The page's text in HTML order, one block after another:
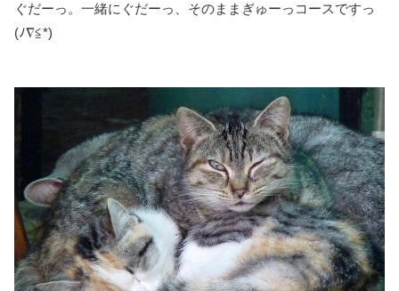
ぐだーっ。一緒にぐだーっ、そのままぎゅーっコースですっ
(ﾉ∇≦*)